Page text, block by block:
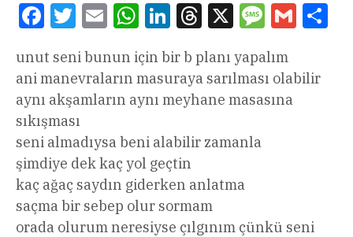
FacebookTwitterEmail WhatsAppLinkedInThreads
X Message
Gmail
unut seni bunun için bir b planı yapalım
ani manevraların masuraya sarılması olabilir
aynı akşamların aynı meyhane masasına
sıkışması
seni almadıysa beni alabilir zamanla
şimdiye dek kaç yol geçtin
kaç ağaç saydın giderken anlatma
saçma bir sebep olur sormam
orada olurum neresiyse çılgınım çünkü seni